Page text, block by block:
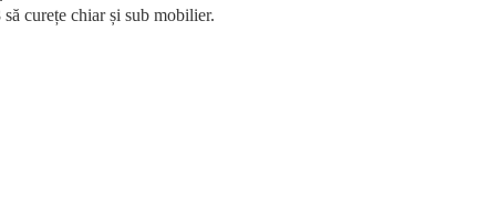
curețe chiar și sub mobilier.